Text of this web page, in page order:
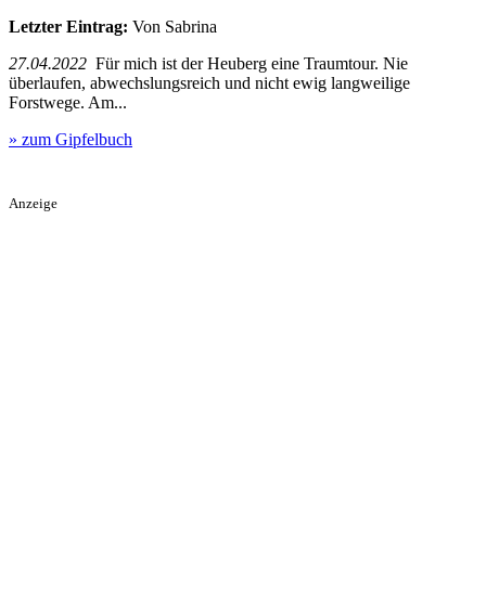
Letzter Eintrag: Von Sabrina
27.04.2022 Für mich ist der Heuberg eine Traumtour. Nie
überlaufen, abwechslungsreich und nicht ewig langweilige
Forstwege. Am...
» zum Gipfelbuch
Anzeige